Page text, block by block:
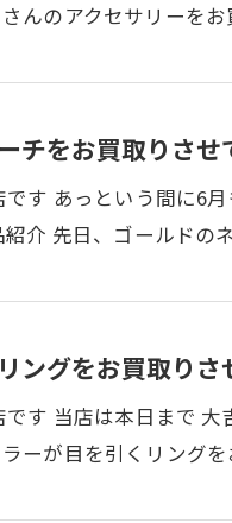
んのアクセサリーを
チをお買取りさ
す あっという間に6
紹介 先日、ゴールドの
ングをお買取り
です 当店は本日まで
ーが目を引くリング